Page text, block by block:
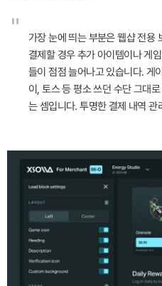
"
가장 눈에 띄는 부분은 웹샵 전용
결제할 경우 추가 아이템이나 게
들이 점점 늘어나고 있습니다. 게
이, 토스 등 평소 쓰던 수단 그대
는 셈입니다. 투명한 결제 내역